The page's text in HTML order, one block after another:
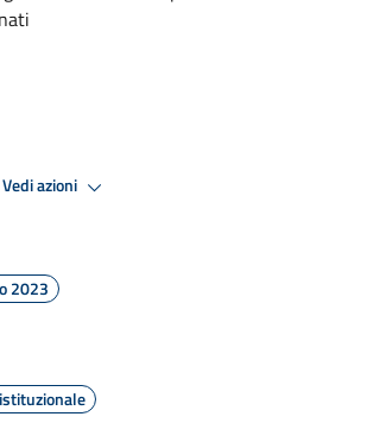
Vedi azioni
2023